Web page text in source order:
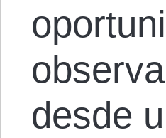
desde